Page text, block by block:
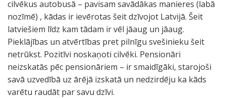
cilvēkus autobusā – pavisam savādākas manieres (labā
nozīmē) , kādas ir ievērotas šeit dzīvojot Latvijā. Šeit
latviešiem līdz kam tādam ir vēl jāaug un jāaug.
Pieklājības un atvērtības pret pilnīgu svešinieku šeit
netrūkst. Pozitīvi noskaņoti cilvēki. Pensionāri
neizskatās pēc pensionāriem – ir smaidīgāki, starojoši
savā uzvedībā uz ārējā izskatā un nedzirdēju ka kāds
varētu raudāt par savu dzīvi.